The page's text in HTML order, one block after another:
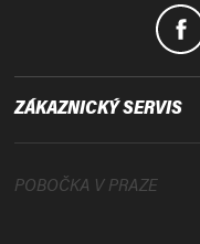
ZÁKAZNICKÝ SERVIS
POBOČKA V PRAZE